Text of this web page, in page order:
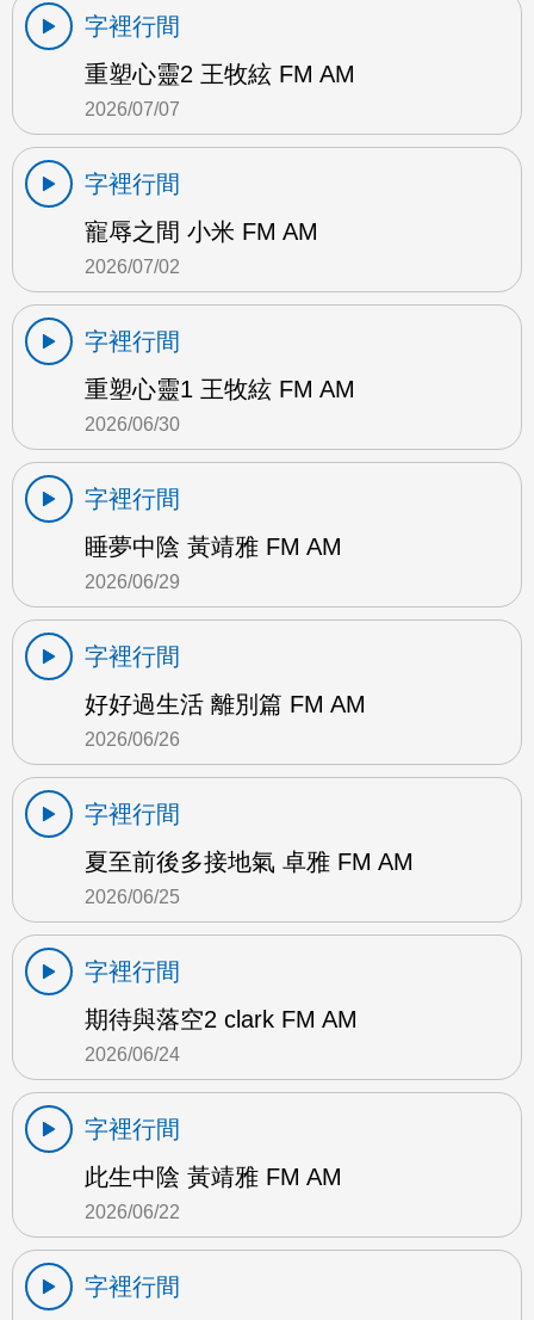
字裡行間
重塑心靈2 王牧絃 FM AM
2026/07/07
字裡行間
寵辱之間 小米 FM AM
2026/07/02
字裡行間
重塑心靈1 王牧絃 FM AM
2026/06/30
字裡行間
睡夢中陰 黃靖雅 FM AM
2026/06/29
字裡行間
好好過生活 離別篇 FM AM
2026/06/26
字裡行間
夏至前後多接地氣 卓雅 FM AM
2026/06/25
字裡行間
期待與落空2 clark FM AM
2026/06/24
字裡行間
此生中陰 黃靖雅 FM AM
2026/06/22
字裡行間